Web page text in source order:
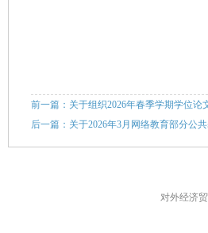
前一篇：关于组织2026年春季学期学位论
后一篇：关于2026年3月网络教育部分公